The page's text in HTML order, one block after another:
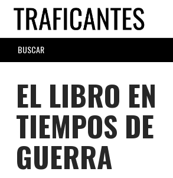
Skip
main
content
SEARCH
FORM
EL LIBRO EN
TIEMPOS DE
GUERRA